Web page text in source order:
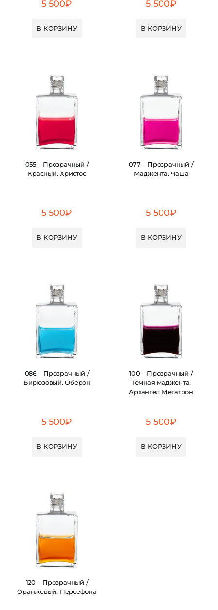
5 500₽
В КОРЗИНУ
5 500₽
В КОРЗИНУ
055 – Прозрачный /
Красный. Христос
5 500₽
В КОРЗИНУ
077 – Прозрачный /
Маджента. Чаша
5 500₽
В КОРЗИНУ
086 – Прозрачный /
Бирюзовый. Оберон
5 500₽
В КОРЗИНУ
100 – Прозрачный /
Темная маджента.
Архангел Метатрон
5 500₽
В КОРЗИНУ
120 – Прозрачный /
Оранжевый. Персефона